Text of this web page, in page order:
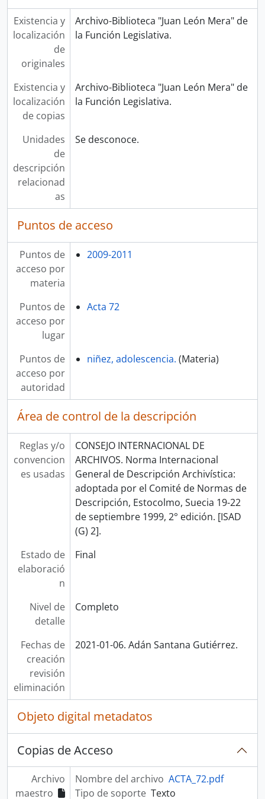
Existencia y
localización
de
originales
Archivo-Biblioteca "Juan León Mera" de
la Función Legislativa.
Existencia y
localización
de copias
Archivo-Biblioteca "Juan León Mera" de
la Función Legislativa.
Unidades
de
descripción
relacionad
as
Se desconoce.
Puntos de acceso
Puntos de
acceso por
materia
2009-2011
Puntos de
acceso por
lugar
Acta 72
Puntos de
acceso por
autoridad
niñez, adolescencia. (Materia)
Área de control de la descripción
Reglas y/o
convencion
es usadas
CONSEJO INTERNACIONAL DE
ARCHIVOS. Norma Internacional
General de Descripción Archivística:
adoptada por el Comité de Normas de
Descripción, Estocolmo, Suecia 19-22
de septiembre 1999, 2° edición. [ISAD
(G) 2].
Estado de
elaboració
n
Final
Nivel de
detalle
Completo
Fechas de
creación
revisión
eliminación
2021-01-06. Adán Santana Gutiérrez.
Objeto digital metadatos
Copias de Acceso
Archivo
maestro
Nombre del archivo ACTA_72.pdf
Tipo de soporte Texto